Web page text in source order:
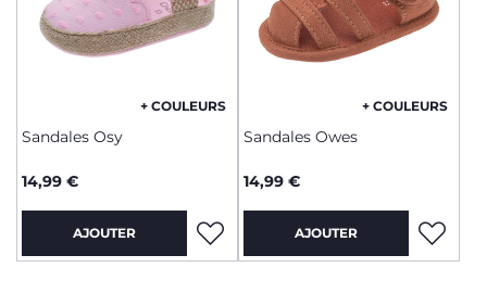
+ COULEURS
Sandales Osy
14,99 €
AJOUTER
+ COULEURS
Sandales Owes
14,99 €
AJOUTER